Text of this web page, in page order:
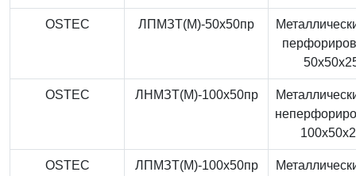
OSTEC ЛПМЗТ(М)-50x50пр
OSTEC ЛНМЗТ(М)-100x50пр
OSTEC ЛПМЗТ(М)-100x50пр